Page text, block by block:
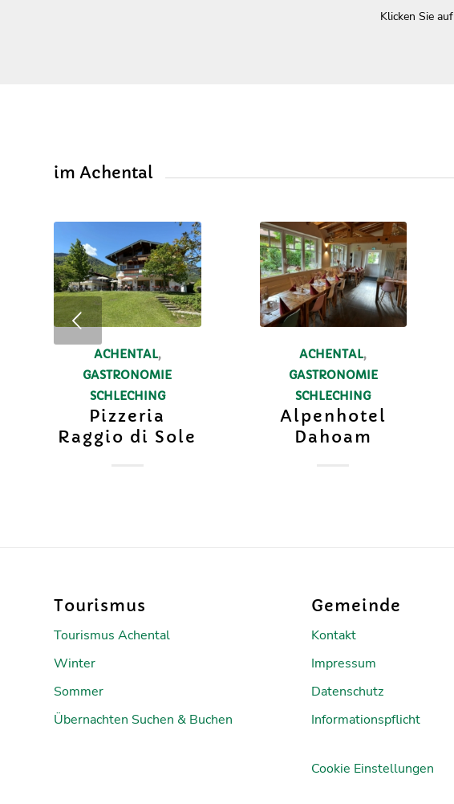
Klicken Sie
im Achental
ACHENTAL,
GASTRONOMIE
SCHLECHING
Pizzeria
Raggio di Sole
ACHENTAL,
GASTRONOMIE
SCHLECHING
Alpenhotel
Dahoam
Tourismus
Tourismus Achental
Winter
Sommer
Übernachten Suchen & Buchen
Gemeinde
Kontakt
Impressum
Datenschutz
Informationspflicht
Cookie Einstellungen